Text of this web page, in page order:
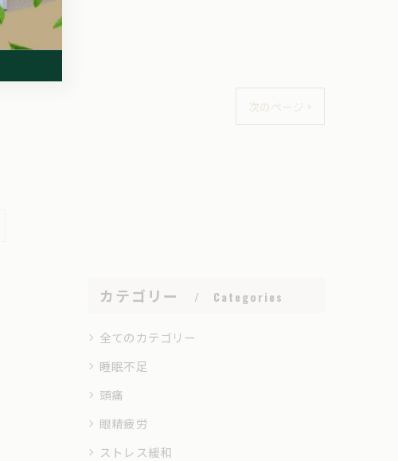
次のページ >
カテゴリー Categories
全てのカテゴリー
睡眠不足
頭痛
眼精疲労
ストレス緩和